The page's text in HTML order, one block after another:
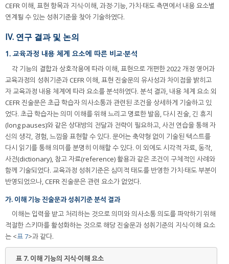
CEFR 이해, 표현 항목과 지식·이해, 과정·기능, 가치·태도 측면에서 내용 요소별
연계될 수 있는 성취기준을 찾아 기술하였다.
IV. 연구 결과 및 논의
1. 교육과정 내용 체계 요소에 따른 비교·분석
각 기능의 결합과 상호작용에 따라 이해, 표현으로 개편한 2022 개정 영어과
교육과정의 성취기준과 CEFR 이해, 표현 진술문의 유사성과 차이점을 밝히고
자 교육과정 내용 체계에 따라 요소를 분석하였다. 분석 결과, 내용 체계 요소 외
CEFR 진술문은 초급 학습자 의사소통과 관련된 조건을 상세하게 기술하고 있
었다. 초급 학습자는 의미 이해를 위해 느리고 명료한 발음, 다시 진술, 긴 휴지
(long pauses)와 같은 상대방의 전달과 전략이 필요하고, 사전 연습을 통해 자
신의 생각, 경험, 느낌을 표현할 수 있다. 문어는 축약형 없이 기술된 텍스트를
다시 읽기를 통해 의미를 분명히 이해할 수 있다. 이 외에도 시각적 자료, 동작,
사전(dictionary), 참고 자료(reference) 활용과 같은 조건이 구체적인 사례와
함께 기술되었다. 교육과정 성취기준은 심미적 태도를 반영한 가치·태도 부분이
반영되었으나, CEFR 진술문은 관련 요소가 없었다.
가. 이해 기능 진술문과 성취기준 분석 결과
이해는 입력을 받고 처리하는 것으로 의미와 의사소통 의도를 파악하기 위해
적절한 스키마를 활성화하는 것으로 해당 진술문과 성취기준의 지식·이해 요소
는 <표 7>과 같다.
표 7. 이해 기능의 지식·이해 요소